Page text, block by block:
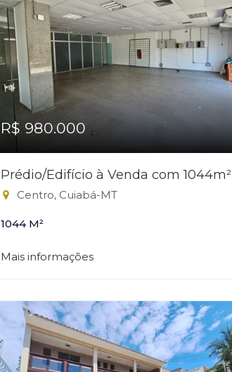
R$ 980.000
Prédio/Edifício à Venda com 1044m²
Centro, Cuiabá-MT
1044 M²
Mais informações